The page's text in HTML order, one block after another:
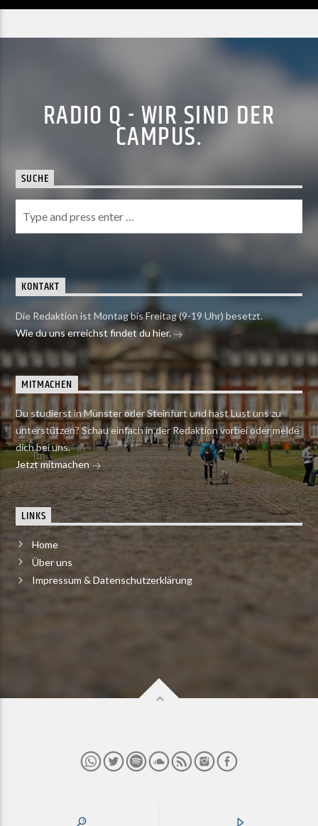
RADIO Q - WIR SIND DER
CAMPUS.
SUCHE
KONTAKT
Die Redaktion ist Montag bis Freitag (9-19 Uhr) besetzt.
Wie du uns erreichst findet du hier.
MITMACHEN
Du studierst in Münster oder Steinfurt und hast Lust uns zu
unterstützen? Schau einfach in der Redaktion vorbei oder melde
dich bei uns.
Jetzt mitmachen
LINKS
Home
Über uns
Impressum & Datenschutzerklärung